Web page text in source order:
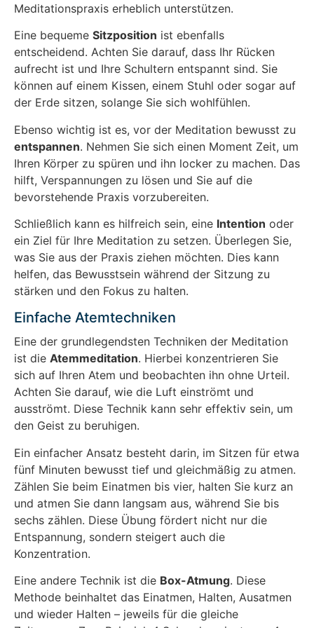
Meditationspraxis erheblich unterstützen.
Eine bequeme Sitzposition ist ebenfalls
entscheidend. Achten Sie darauf, dass Ihr Rücken
aufrecht ist und Ihre Schultern entspannt sind. Sie
können auf einem Kissen, einem Stuhl oder sogar auf
der Erde sitzen, solange Sie sich wohlfühlen.
Ebenso wichtig ist es, vor der Meditation bewusst zu
entspannen. Nehmen Sie sich einen Moment Zeit, um
Ihren Körper zu spüren und ihn locker zu machen. Das
hilft, Verspannungen zu lösen und Sie auf die
bevorstehende Praxis vorzubereiten.
Schließlich kann es hilfreich sein, eine Intention oder
ein Ziel für Ihre Meditation zu setzen. Überlegen Sie,
was Sie aus der Praxis ziehen möchten. Dies kann
helfen, das Bewusstsein während der Sitzung zu
stärken und den Fokus zu halten.
Einfache Atemtechniken
Eine der grundlegendsten Techniken der Meditation
ist die Atemmeditation. Hierbei konzentrieren Sie
sich auf Ihren Atem und beobachten ihn ohne Urteil.
Achten Sie darauf, wie die Luft einströmt und
ausströmt. Diese Technik kann sehr effektiv sein, um
den Geist zu beruhigen.
Ein einfacher Ansatz besteht darin, im Sitzen für etwa
fünf Minuten bewusst tief und gleichmäßig zu atmen.
Zählen Sie beim Einatmen bis vier, halten Sie kurz an
und atmen Sie dann langsam aus, während Sie bis
sechs zählen. Diese Übung fördert nicht nur die
Entspannung, sondern steigert auch die
Konzentration.
Eine andere Technik ist die Box-Atmung. Diese
Methode beinhaltet das Einatmen, Halten, Ausatmen
und wieder Halten – jeweils für die gleiche